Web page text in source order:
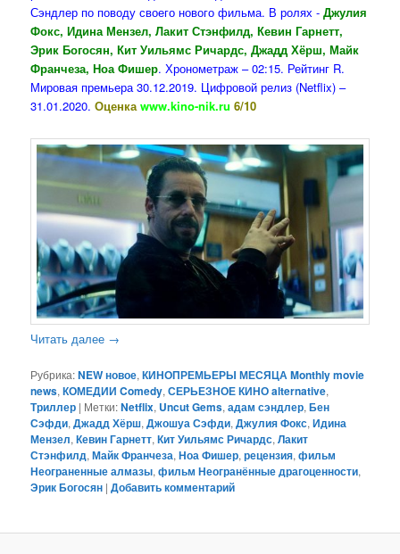
Сэндлер по поводу своего нового фильма. В ролях - Джулия
Фокс, Идина Мензел, Лакит Стэнфилд, Кевин Гарнетт,
Эрик Богосян, Кит Уильямс Ричардс, Джадд Хёрш, Майк
Франчеза, Ноа Фишер. Хронометраж – 02:15. Рейтинг R.
Мировая премьера 30.12.2019. Цифровой релиз (Netflix) –
31.01.2020.Оценкаwww.kino-nik.ru 6/10
Читать далее →
Рубрика:NEW новое,КИНОПРЕМЬЕРЫ МЕСЯЦА Monthly movie
news,КОМЕДИИ Comedy,СЕРЬЕЗНОЕ КИНО alternative,
Триллер | Метки:Netflix, Uncut Gems,адам сэндлер,Бен
Сэфди,Джадд Хёрш,Джошуа Сэфди,Джулия Фокс,Идина
Мензел,Кевин Гарнетт,Кит Уильямс Ричардс,Лакит
Стэнфилд,Майк Франчеза,Ноа Фишер,рецензия,фильм
Неограненные алмазы,фильм Неогранённые драгоценности,
Эрик Богосян |Добавить комментарий